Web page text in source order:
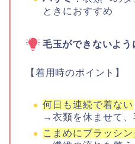
ときにおすすめ
毛玉ができないよう
【着用時のポイント】
何日も連続で着ない
→衣類を休ませて、
こまめにブラッシン